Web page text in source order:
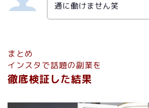
通に働けません笑
まとめ
インスタで話題の副業を
徹底検証した結果